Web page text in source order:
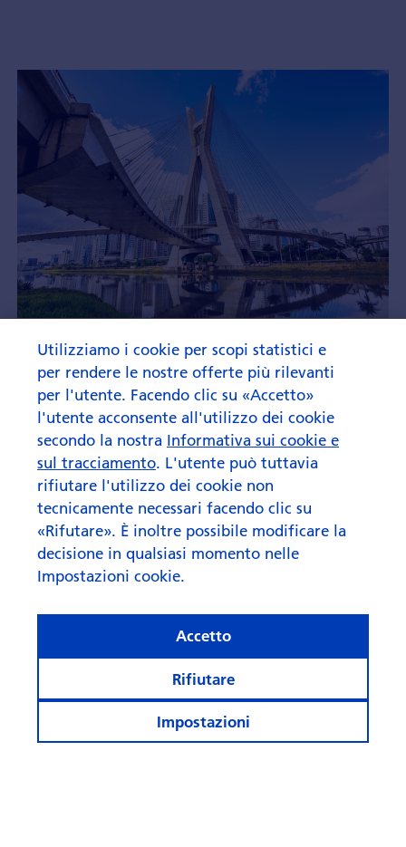
Bassa inflazione, rendi­menti
reali elevati
Le obbliga­zioni dei mercati emer­genti sono
destinate a subire una trasfor­mazione nel 2026.
Ecco perché.
To the article
Utilizziamo i cookie per scopi statistici e
per rendere le nostre offerte più rilevanti
per l'utente. Facendo clic su «Accetto»
l'utente acconsente all'utilizzo dei cookie
secondo la nostra Informativa sui cookie e
sul tracciamento. L'utente può tuttavia
rifiutare l'utilizzo dei cookie non
tecnicamente necessari facendo clic su
«Rifutare». È inoltre possibile modificare la
decisione in qualsiasi momento nelle
Impostazioni cookie.
Impostazioni
Rifiutare
Accetto